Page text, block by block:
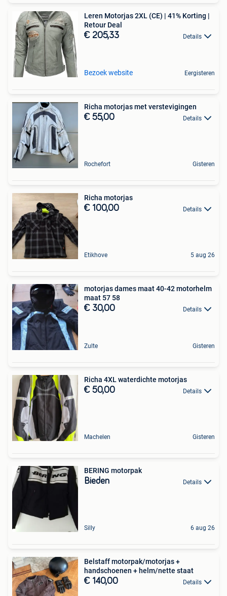
Leren Motorjas 2XL (CE) | 41% Korting |
Retour Deal
€ 205,33 Details
Bezoek website Eergisteren
Richa motorjas met verstevigingen
€ 55,00 Details
Rochefort Gisteren
Richa motorjas
€ 100,00 Details
Etikhove 5 aug 26
motorjas dames maat 40-42 motorhelm
maat 57 58
€ 30,00 Details
Zulte Gisteren
Richa 4XL waterdichte motorjas
€ 50,00 Details
Machelen Gisteren
BERING motorpak
Bieden Details
Silly 6 aug 26
Belstaff motorpak/motorjas +
handschoenen + helm/nette staat
€ 140,00 Details